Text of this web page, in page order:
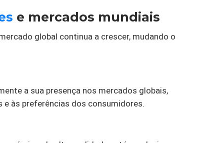
e mercados mundiais
global continua a crescer, mudando o
a sua presença nos mercados globais,
e às preferências dos consumidores.